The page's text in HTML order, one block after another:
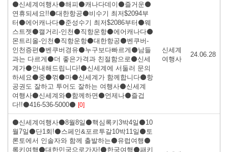
⚫신세계여행사⚫해피⚫캐나다데이⚫즐거운⚫
연휴되세요!!⚫대한항공⚫비수기 최저$2094부
터⚫에어캐나다⚫준성수기 최저$2086부터⚫웨
스트젯⚫캘거리-인천⚫직항운항⚫에어캐나다⚫
몬트리올-인천⚫직항운항⚫대한항공⚫벤쿠버-
인천증편⚫벤쿠버경유⚫누구보다빠르게⚫남들
과는 다르게⚫더 좋은가격과 친절함으로⚫신세
계가⚫안내해드립니다!⚫신세계에 서둘러 문의
하세요⚫중⚫꺾⚫마⚫신세계가 함께합니다⚫항
공권도 잘하고 투어도 잘하는 여행사⚫신세계
여행사⚫신세계와⚫함께하면⚫언제나⚫즐겁
다!!⚫416-536-5000⚫ [0]
신세계
여행사
24.06.28
⚫신세계여행사⚫8월8일⚫핵심록키3박4일⚫10
월7일⚫단1회!⚫스페인&포르투갈10박11일⚫토
론토에서 인솔자와 함께 출발하는⚫유럽여행⚫
록키여행⚫대한민국으로가자!⚫한국여행⚫패키